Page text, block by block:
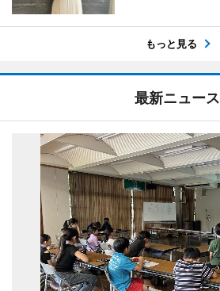
もっと見る
最新ニュース